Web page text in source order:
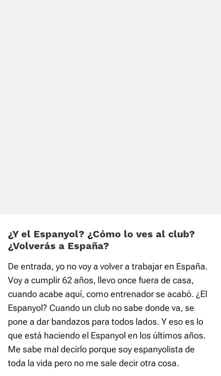
¿Y el Espanyol? ¿Cómo lo ves al club?
¿Volverás a España?
De entrada, yo no voy a volver a trabajar en España.
Voy a cumplir 62 años, llevo once fuera de casa,
cuando acabe aquí, como entrenador se acabó. ¿El
Espanyol? Cuando un club no sabe donde va, se
pone a dar bandazos para todos lados. Y eso es lo
que está haciendo el Espanyol en los últimos años.
Me sabe mal decirlo porque soy espanyolista de
toda la vida pero no me sale decir otra cosa.